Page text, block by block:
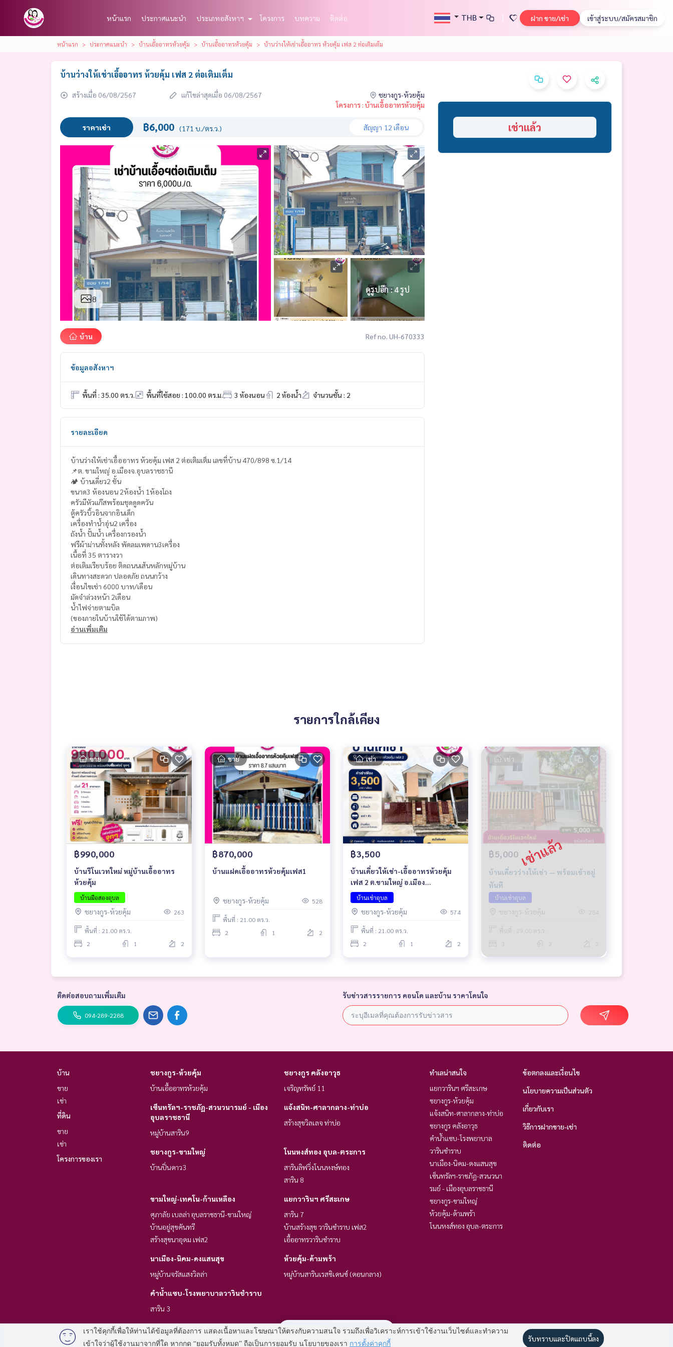
หน้าแรก ประกาศแนะนำ ประเภทอสังหาฯ โครงการ บทความ ติดต่อ THB ฝาก ขาย/เช่า เข้าสู่ระบบ/สมัครสมาชิก
หน้าแรก ประกาศแนะนำ บ้านเอื้ออาทรห้วยคุ้ม บ้านเอื้ออาทรห้วยคุ้ม บ้านว่างให้เช่าเอื้ออาทร ห้วยคุ้ม เฟส 2 ต่อเติมเต็ม
บ้านว่างให้เช่าเอื้ออาทร ห้วยคุ้ม เฟส 2 ต่อเติมเต็ม
สร้างเมื่อ 06/08/2567 แก้ไขล่าสุดเมื่อ 06/08/2567
ชยางกูร-ห้วยคุ้ม
โครงการ : บ้านเอื้ออาทรห้วยคุ้ม
ราคาเช่า ฿6,000 (171 บ./ตร.ว.) สัญญา 12 เดือน
8
ดูรูปอีก : 4 รูป
บ้าน Ref no. UH-670333
ข้อมูลอสังหาฯ
พื้นที่ : 35.00 ตร.ว. พื้นที่ใช้สอย : 100.00 ตร.ม. 3 ห้องนอน 2 ห้องน้ำ จำนวนชั้น : 2
รายละเอียด
บ้านว่างให้เช่าเอื้ออาทร ห้วยคุ้ม เฟส 2 ต่อเติมเต็ม เลขที่บ้าน 470/898 ซ.1/14
📌ต. ขามใหญ่ อ.เมืองจ.อุบลราชธานี
🏕️ บ้านเดี่ยว2 ชั้น
ขนาด3 ห้องนอน 2ห้องน้ำ 1ห้องโถง
ครัวมีหัวแก๊สพร้อมชุดดูดควัน
ตู้ครัวบิ้วอินจากอินเด็ก
เครื่องทำน้ำอุ่น2 เครื่อง
ถังน้ำ ปั้มน้ำ เครื่องกรองน้ำ
ฟรีผ้าม่านทั้งหลัง พัดลมเพดาน3เครื่อง
เนื้อที่ 35 ตารางวา
ต่อเติมเรียบร้อย ติดถนนเส้นหลักหมู่บ้าน
เดินทางสะดวก ปลอดภัย ถนนกว้าง
เงื่อนไขเช่า 6000 บาท/เดือน
มัดจำล่วงหน้า 2เดือน
น้ำไฟจ่ายตามบิล
(ของภายในบ้านใช้ได้ตามภาพ)
อ่านเพิ่มเติม
เช่าแล้ว
รายการใกล้เคียง
ขาย
฿990,000
บ้านรีโนเวทใหม่ หมู่บ้านเอื้ออาทร
ห้วยคุ้ม
บ้านมือสองอุบล
ชยางกูร-ห้วยคุ้ม 263
พื้นที่ : 21.00 ตร.ว.
2
1 2
ขาย
฿870,000
บ้านแฝดเอื้ออาทรห้วยคุ้มเฟส1
ชยางกูร-ห้วยคุ้ม 528
พื้นที่ : 21.00 ตร.ว.
2
1 2
เช่า
฿3,500
บ้านเดี่ยวให้เช่า-เอื้ออาทรห้วยคุ้ม
เฟส 2 ต.ขามใหญ่ อ.เมือง
จ.อุบลราชธานี
บ้านเช่าอุบล
ชยางกูร-ห้วยคุ้ม 574
พื้นที่ : 21.00 ตร.ว.
2
1 2
เช่า
฿5,000
บ้านเดี่ยวว่างให้เช่า — พร้อมเข้าอยู่
ทันที
บ้านเช่าอุบล
ชยางกูร-ห้วยคุ้ม 284
พื้นที่ : 29.00 ตร.ว.
มี2คนกำลังดูประกาศนี้
ติดต่อสอบถามเพิ่มเติม
094-289-2288
รับข่าวสารรายการ คอนโด และบ้าน ราคาโดนใจ
บ้าน
ขาย
เช่า
ที่ดิน
ขาย
เช่า
โครงการของเรา
ชยางกูร-ห้วยคุ้ม
บ้านเอื้ออาทรห้วยคุ้ม
ชยางกูร คลังอาวุธ
เจริญทรัพย์ 11
เซ็นทรัลฯ-ราชภัฏ-สวนวนารมย์ - เมือง
อุบลราชธานี
หมู่บ้านสาริน9
แจ้งสนิท-ศาลากลาง-ท่าบ่อ
สร้างสุขวิลเลจ ท่าบ่อ
ชยางกูร-ขามใหญ่
บ้านปิ่นดาว3
โนนหงส์ทอง อุบล-ตระการ
สารินลิฟวิ่งโนนหงษ์ทอง
สาริน 8
ขามใหญ่-เทคโน-ก้านเหลือง
ศุภาลัย เบลล่า อุบลราชธานี-ขามใหญ่
บ้านอยู่สุขคันทรี
สร้างสุขนาอุดม เฟส2
แยกวารินฯ ศรีสะเกษ
สาริน 7
บ้านสร้างสุข วารินชำราบ เฟส2
เอื้ออาทรวารินชำราบ
นาเมือง-นิคม-ดงแสนสุข
หมู่บ้านจรัสแสงวิลล่า
ห้วยคุ้ม-ด้ามพร้า
หมู่บ้านสารินเรสซิเดนซ์ (ดอนกลาง)
คำน้ำแซบ-โรงพยาบาลวารินชำราบ
สาริน 3
ทำเลน่าสนใจ
แยกวารินฯ ศรีสะเกษ
ชยางกูร-ห้วยคุ้ม
แจ้งสนิท-ศาลากลาง-ท่าบ่อ
ชยางกูร คลังอาวุธ
คำน้ำแซบ-โรงพยาบาล
วารินชำราบ
นาเมือง-นิคม-ดงแสนสุข
เซ็นทรัลฯ-ราชภัฏ-สวนวนา
รมย์ - เมืองอุบลราชธานี
ชยางกูร-ขามใหญ่
ห้วยคุ้ม-ด้ามพร้า
โนนหงส์ทอง อุบล-ตระการ
ข้อตกลงและเงื่อนไข
นโยบายความเป็นส่วนตัว
เกี่ยวกับเรา
วิธีการฝากขาย-เช่า
ติดต่อ
Power byLivinginsider.com
เราใช้คุกกี้เพื่อให้ท่านได้ข้อมูลที่ต้องการ แสดงเนื้อหาและโฆษณาให้ตรงกับความสนใจ รวมถึงเพื่อวิเคราะห์การเข้าใช้งานเว็บไซต์และทำความ
เข้าใจว่าผู้ใช้งานมาจากที่ใด หากกด “ยอมรับทั้งหมด” ถือเป็นการยอมรับ นโยบายของเรา การตั้งค่าคุกกี้
รับทราบและปิดแถบนี้ลง